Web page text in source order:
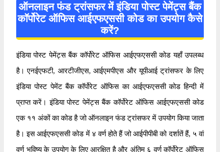
ऑनलाइन फंड ट्रांसफर में इंडिया पोस्ट पेमेंट्स बैंक
कॉर्पोरेट ऑफिस आईएफएससी कोड का उपयोग कैसे
करें?
इंडिया पोस्ट पेमेंट्स बैंक कॉर्पोरेट ऑफिस आईएफएससी कोड यहाँ उपलब्ध
है। एनईएफटी, आरटीजीएस, आईएमपीएस और यूपीआई ट्रांसफर के लिए
इंडिया पोस्ट पेमेंट बैंक कॉर्पोरेट ऑफिस का आईएफएससी कोड हिन्दी में
प्राप्त करें। इंडिया पोस्ट पेमेंट्स बैंक कॉर्पोरेट ऑफिस आईएफएससी कोड
एक ११ अंकों का कोड है जो ऑनलाइन फंड ट्रांसफर में उपयोग किया जाता
है। इस आईएफएससी कोड में ४ वर्ण होते हैं जो आईपीपीबी को दर्शातें हैं, ५ वां
वर्ण भविष्य के उपयोग के लिए आरक्षित है और अंतिम ६ वर्ण कॉर्पोरेट ऑफिस